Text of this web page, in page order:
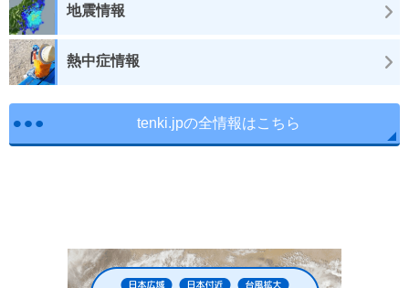
地震情報
熱中症情報
tenki.jpの全情報はこちら